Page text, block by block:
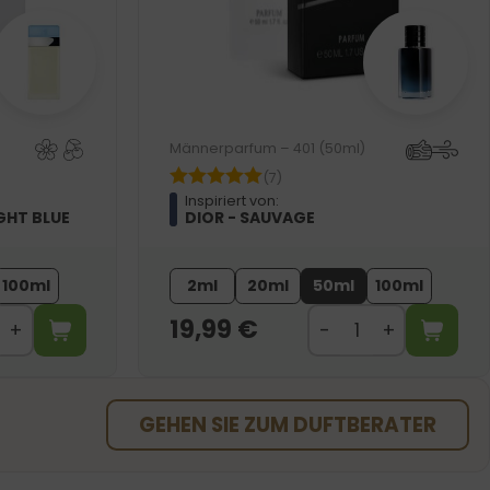
BLUE
100ml
Männerparfum – 401 (50ml)
(7)
Inspiriert von:
DIOR - SAUVAGE
2ml 20ml 50ml 100ml
19,99 €
GEHEN SIE ZUM DUFTBERATER